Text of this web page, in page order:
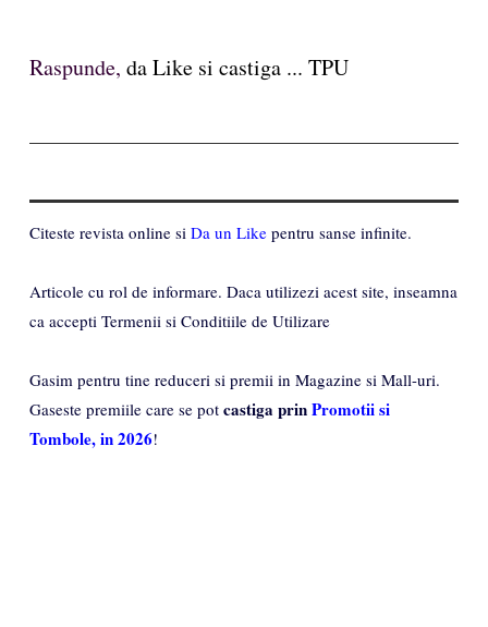
Raspunde, da Like si castiga ... TPU
Citeste revista online si Da un Like pentru sanse infinite.
Articole cu rol de informare. Daca utilizezi acest site, inseamna
ca accepti Termenii si Conditiile de Utilizare
Gasim pentru tine reduceri si premii in Magazine si Mall-uri.
Gaseste premiile care se pot castiga prinPromotii si
Tombole, in 2026!